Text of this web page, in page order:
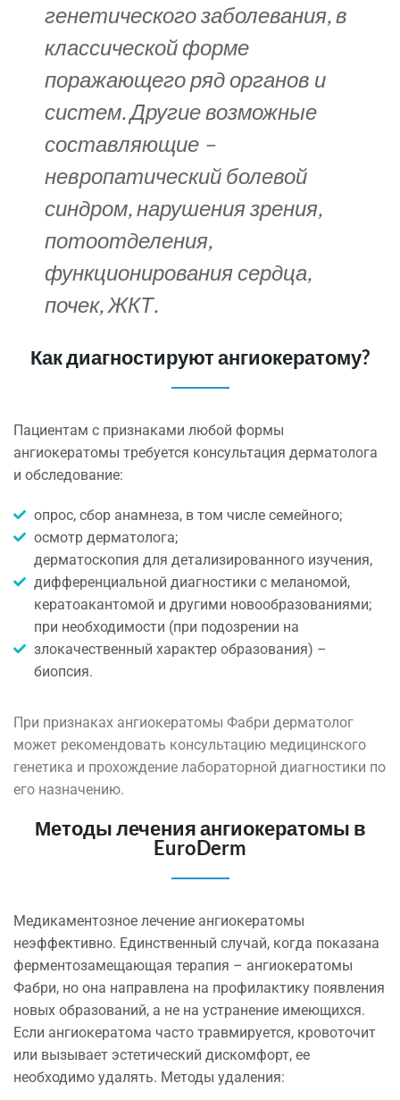
генетического заболевания, в
классической форме
поражающего ряд органов и
систем. Другие возможные
составляющие –
невропатический болевой
синдром, нарушения зрения,
потоотделения,
функционирования сердца,
почек, ЖКТ.
Как диагностируют ангиокератому?
Пациентам с признаками любой формы
ангиокератомы требуется консультация дерматолога
и обследование:
опрос, сбор анамнеза, в том числе семейного;
осмотр дерматолога;
дерматоскопия для детализированного изучения,
дифференциальной диагностики с меланомой,
кератоакантомой и другими новообразованиями;
при необходимости (при подозрении на
злокачественный характер образования) –
биопсия.
При признаках ангиокератомы Фабри дерматолог
может рекомендовать консультацию медицинского
генетика и прохождение лабораторной диагностики по
его назначению.
Методы лечения ангиокератомы в
EuroDerm
Медикаментозное лечение ангиокератомы
неэффективно. Единственный случай, когда показана
ферментозамещающая терапия – ангиокератомы
Фабри, но она направлена на профилактику появления
новых образований, а не на устранение имеющихся.
Если ангиокератома часто травмируется, кровоточит
или вызывает эстетический дискомфорт, ее
необходимо удалять. Методы удаления: